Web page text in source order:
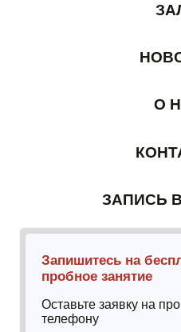
О
ЗАПИСЬ
Запишитесь на
пробное занятие
Оставьте заявку на
телефону